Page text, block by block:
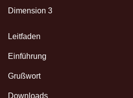
Dimension 3
Leitfaden
Einführung
Grußwort
Downloads